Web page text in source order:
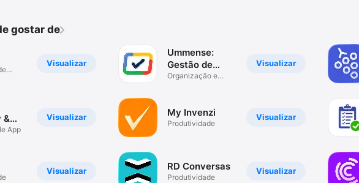
gostar de
Visualizar
Visualizar
&
App
Visualizar
Visualizar
Ummense:
Gestão de
Equipes
Organização e
Visualizar
My Invenzi
Produtividade
Visualizar
RD Conversas
Produtividade